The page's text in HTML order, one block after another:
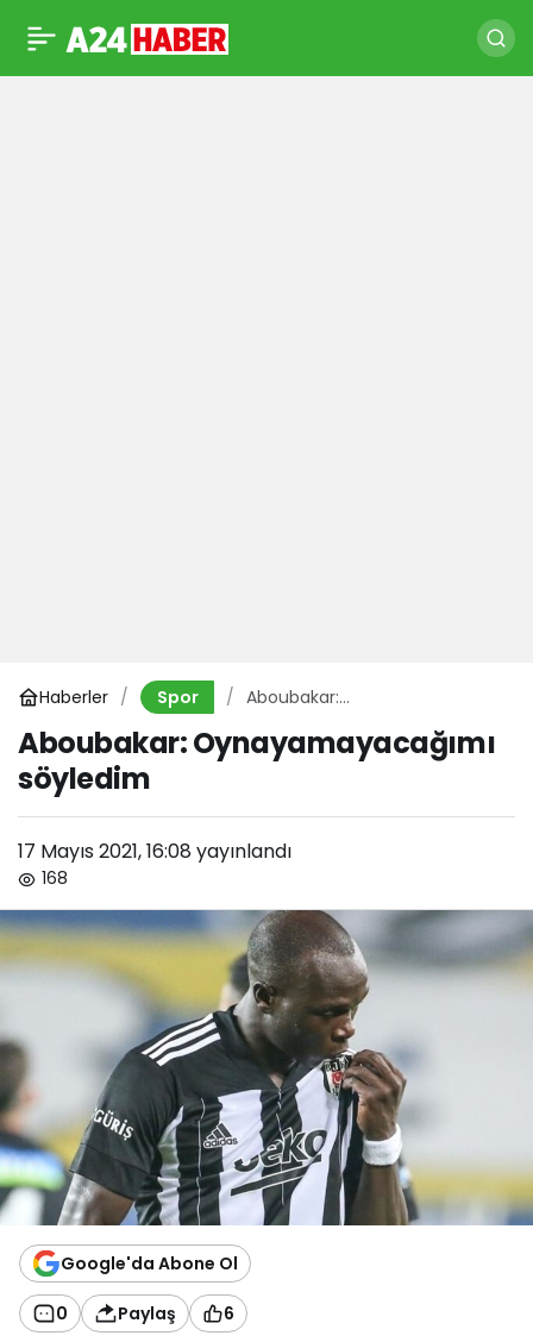
Haberler Spor
Aboubakar:
Aboubakar: Oynayamayacağımı
söyledim
17 Mayıs 2021, 16:08 yayınlandı
168
Google'da Abone Ol
0 Paylaş 6